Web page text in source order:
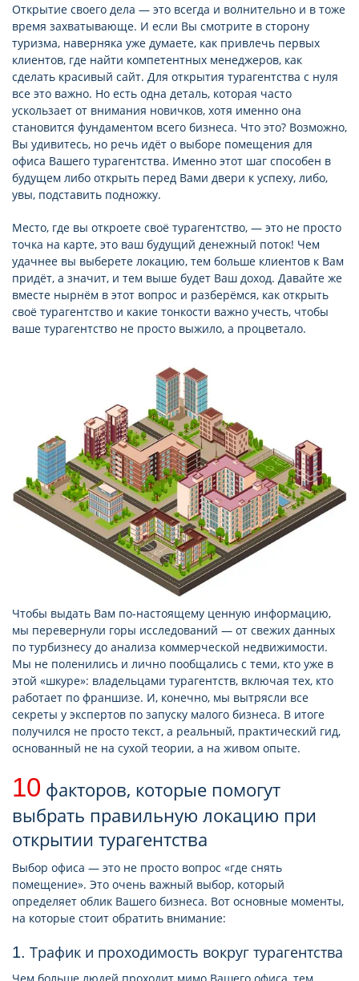
Открытие своего дела — это всегда и волнительно и в тоже
время захватывающе. И если Вы смотрите в сторону
туризма, наверняка уже думаете, как привлечь первых
клиентов, где найти компетентных менеджеров, как
сделать красивый сайт. Для открытия турагентства с нуля
все это важно. Но есть одна деталь, которая часто
ускользает от внимания новичков, хотя именно она
становится фундаментом всего бизнеса. Что это? Возможно,
Вы удивитесь, но речь идёт о выборе помещения для
офиса Вашего турагентства. Именно этот шаг способен в
будущем либо открыть перед Вами двери к успеху, либо,
увы, подставить подножку.
Место, где вы откроете своё турагентство, — это не просто
точка на карте, это ваш будущий денежный поток! Чем
удачнее вы выберете локацию, тем больше клиентов к Вам
придёт, а значит, и тем выше будет Ваш доход. Давайте же
вместе нырнём в этот вопрос и разберёмся, как открыть
своё турагентство и какие тонкости важно учесть, чтобы
ваше турагентство не просто выжило, а процветало.
Чтобы выдать Вам по-настоящему ценную информацию,
мы перевернули горы исследований — от свежих данных
по турбизнесу до анализа коммерческой недвижимости.
Мы не поленились и лично пообщались с теми, кто уже в
этой «шкуре»: владельцами турагентств, включая тех, кто
работает по франшизе. И, конечно, мы вытрясли все
секреты у экспертов по запуску малого бизнеса. В итоге
получился не просто текст, а реальный, практический гид,
основанный не на сухой теории, а на живом опыте.
10 факторов, которые помогут
выбрать правильную локацию при
открытии турагентства
Выбор офиса — это не просто вопрос «где снять
помещение». Это очень важный выбор, который
определяет облик Вашего бизнеса. Вот основные моменты,
на которые стоит обратить внимание:
1. Трафик и проходимость вокруг турагентства